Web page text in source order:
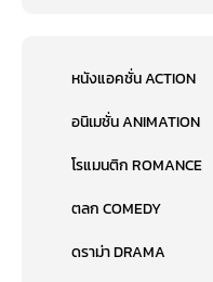
หนังแอคชั่น ACTION
อนิเมชั่น ANIMATION
โรแมนติก ROMANCE
ตลก COMEDY
ดราม่า DRAMA